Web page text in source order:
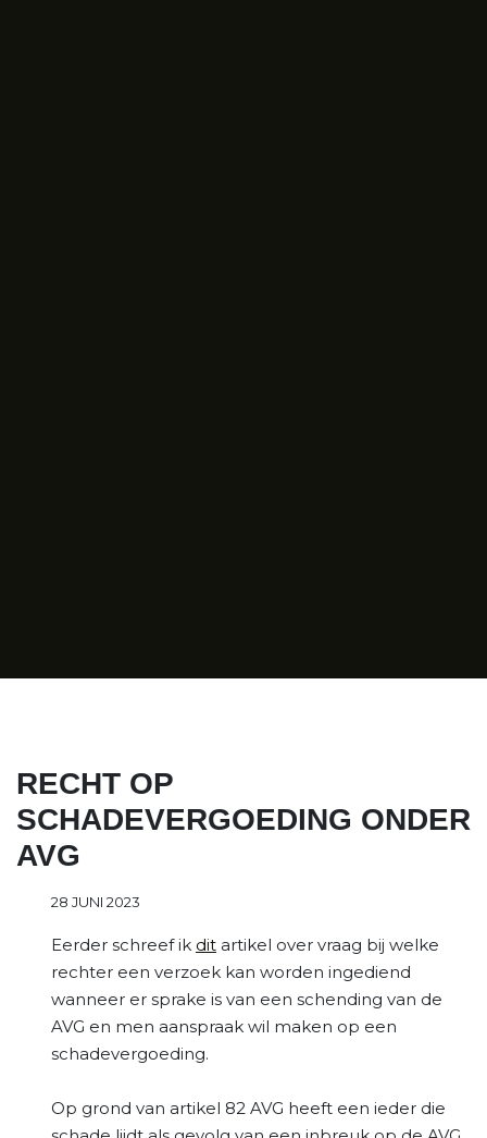
RECHT OP
SCHADEVERGOEDING ONDER
AVG
28 JUNI 2023
Eerder schreef ik dit artikel over vraag bij welke
rechter een verzoek kan worden ingediend
wanneer er sprake is van een schending van de
AVG en men aanspraak wil maken op een
schadevergoeding.
Op grond van artikel 82 AVG heeft een ieder die